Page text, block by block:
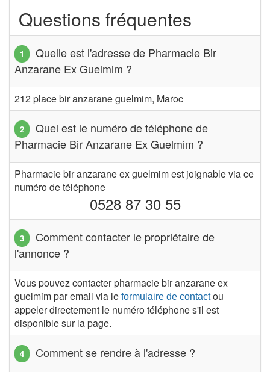
Questions fréquentes
Quelle est l'adresse de Pharmacie Bir
Anzarane Ex Guelmim ?
212 place bir anzarane guelmim, Maroc
Quel est le numéro de téléphone de
Pharmacie Bir Anzarane Ex Guelmim ?
Pharmacie bir anzarane ex guelmim est joignable via ce
numéro de téléphone
0528 87 30 55
Comment contacter le propriétaire de
l'annonce ?
Vous pouvez contacter pharmacie bir anzarane ex
guelmim par email via le formulaire de contactou
appeler directement le numéro téléphone s'il est
disponible sur la page.
Comment se rendre à l'adresse ?